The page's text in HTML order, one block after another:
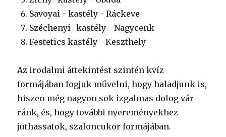
Savoyai - kastély - Ráckeve
Széchenyi- kastély - Nagycenk
Festetics kastély - Keszthely
Az irodalmi áttekintést szintén kvíz
formájában fogjuk művelni, hogy haladjunk is,
hiszen még nagyon sok izgalmas dolog vár
ránk, és, hogy további nyereményekhez
juthassatok, szaloncukor formájában.